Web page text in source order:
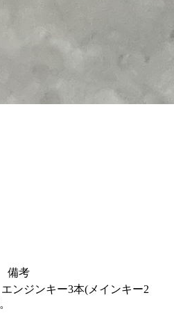
備考
ンジンキー3本(メインキー2